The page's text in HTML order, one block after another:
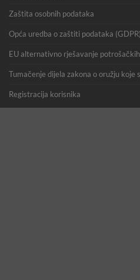
Zaštita osobnih podataka
Opća uredba o zaštiti podataka (GDPR)
EU alternativno rješavanje
Tumačenje dijela zakona o oružju koje
Registracija korisnika